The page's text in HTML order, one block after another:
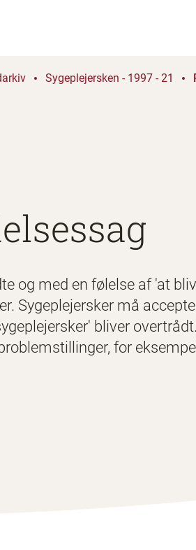
Sygeplejersken - 1997 - 21
og med en følelse af 'at
Sygeplejersker må
bliver
for